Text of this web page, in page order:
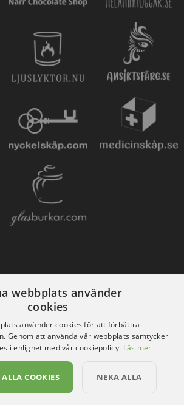
SAMARBETSPARTNERS
webbplats använder
cookies
använder cookies för att förbättra
Genom att använda vår webbplats samtycker
i enlighet med vår cookiepolicy. Läs mer
ALLA COOKIES NEKA ALLA